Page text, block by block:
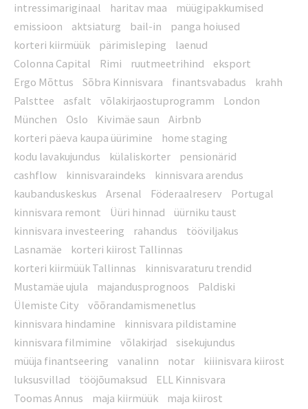
intressimariginaal
haritav maa
müügipakkumised
emissioon
aktsiaturg bail-in
panga hoiused
korteri kiirmüük
pärimisleping
laenud
Colonna Capital
Rimi ruutmeetrihind
eksport
Ergo Mõttus
Sõbra Kinnisvara finantsvabadus
krahh
Palsttee
asfalt võlakirjaostuprogramm
London
München
Oslo Kivimäe saun
Airbnb
korteri päeva kaupa üürimine
home staging
kodu lavakujundus
külaliskorter
pensionärid
cashflow
kinnisvaraindeks
kinnisvara arendus
kaubanduskeskus
Arsenal Föderaalreserv
Portugal
kinnisvara remont
Üüri hinnad
üürniku taust
kinnisvara investeering
rahandus
tööviljakus
Lasnamäe
korteri kiirost Tallinnas
korteri kiirmüük Tallinnas
kinnisvaraturu trendid
Mustamäe ujula
majandusprognoos
Paldiski
Ülemiste City
võõrandamismenetlus
kinnisvara hindamine
kinnisvara pildistamine
kinnisvara filmimine
võlakirjad
sisekujundus
müüja finantseering
vanalinn notar
kiiinisvara kiirost
luksusvillad
tööjõumaksud
ELL Kinnisvara
Toomas Annus
maja kiirmüük
maja kiirost